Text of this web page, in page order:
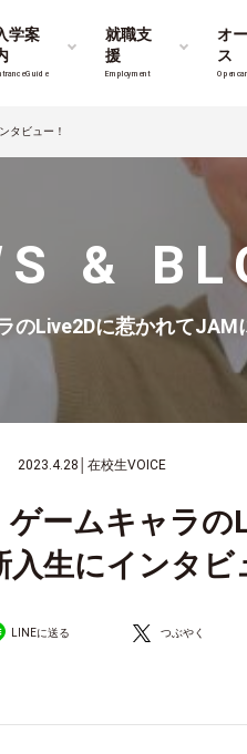
学案
Guide
就職支
援
Employment
オ
ス
タビュー！
&
のLive2Dに惹かれてJAM
2023.4.28 在校生VOICE
ームキャラの
入生にインタビ
LINEに送る つぶやく